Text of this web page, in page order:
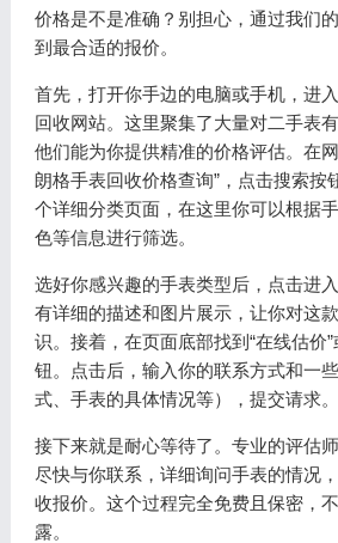
价格是不是准确？别担心，通过我们
到最合适的报价。
首先，打开你手边的电脑或手机，进
回收网站。这里聚集了大量对二手表
他们能为你提供精准的价格评估。在
朗格手表回收价格查询”，点击搜索按
个详细分类页面，在这里你可以根据
色等信息进行筛选。
选好你感兴趣的手表类型后，点击进
有详细的描述和图片展示，让你对这
识。接着，在页面底部找到“在线估价”
钮。点击后，输入你的联系方式和一
式、手表的具体情况等），提交请求。
接下来就是耐心等待了。专业的评估
尽快与你联系，详细询问手表的情况
收报价。这个过程完全免费且保密，
露。